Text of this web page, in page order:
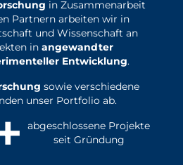
in Zusammenarbeit
Partnern arbeiten wir in
und Wissenschaft an
in angewandter
Entwicklung.
sowie verschiedene
unser Portfolio ab.
abgeschlossene Projekte
seit Gründung